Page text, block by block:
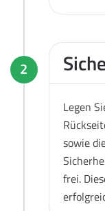
2
Legen
sowie
frei.